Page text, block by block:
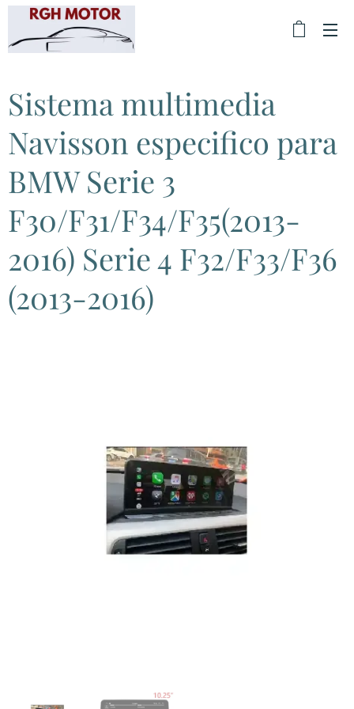
Sistema multimedia
Navisson especifico para
BMW Serie 3
F30/F31/F34/F35(2013-
2016) Serie 4 F32/F33/F36
(2013-2016)